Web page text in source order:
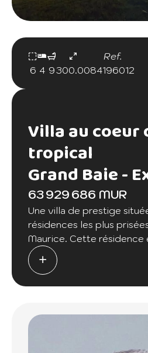
6 4 9300.00
Ref.
84196012
Villa au coeur
tropical
Grand Baie -
63 929 686 MUR
Une villa de prestige
résidences les plus
Maurice. Cette résidence
composée de 16 villas
trouve dans une zone
La villa, d'une